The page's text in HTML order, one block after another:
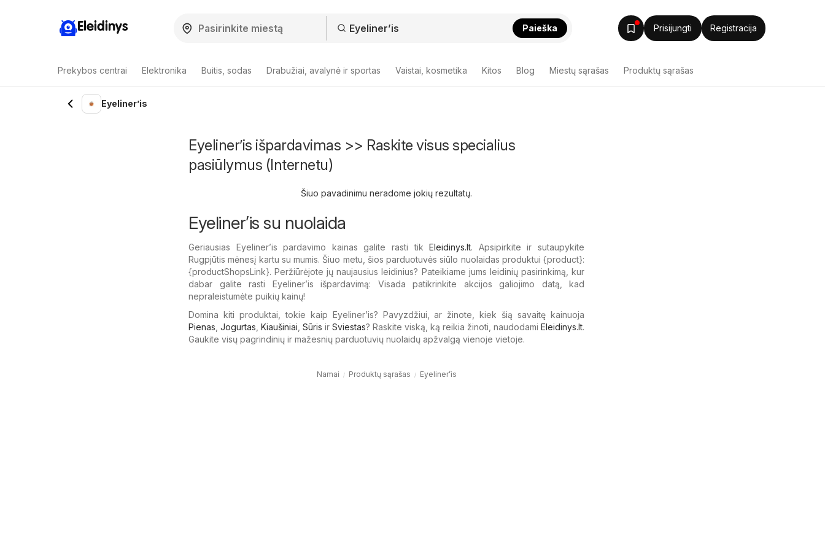
Eleidinys Paieška Prisijungti Registracija
Prekybos centrai Elektronika Buitis, sodas Drabužiai, avalynė ir sportas Vaistai, kosmetika Kitos Blog Miestų sąrašas Produktų sąrašas
Eyeliner’is
Eyeliner’is išpardavimas >> Raskite visus specialius
pasiūlymus (Internetu)
Šiuo pavadinimu neradome jokių rezultatų.
Eyeliner’is su nuolaida
Geriausias Eyeliner’is pardavimo kainas galite rasti tikEleidinys.lt. Apsipirkite ir sutaupykite
Rugpjūtis mėnesį kartu su mumis. Šiuo metu, šios parduotuvės siūlo nuolaidas produktui {​product}:
{​productShopsLink}. Peržiūrėjote jų naujausius leidinius? Pateikiame jums leidinių pasirinkimą, kur
dabar galite rasti Eyeliner’is išpardavimą: Visada patikrinkite akcijos galiojimo datą, kad
nepraleistumėte puikių kainų!
Domina kiti produktai, tokie kaip Eyeliner’is? Pavyzdžiui, ar žinote, kiek šią savaitę kainuoja
Pienas Jogurtas Kiaušiniai Sūris ir Sviestas? Raskite viską, ką reikia žinoti, naudodami Eleidinys.lt.
Gaukite visų pagrindinių ir mažesnių parduotuvių nuolaidų apžvalgą vienoje vietoje.
Namai Produktų sąrašas Eyeliner’is